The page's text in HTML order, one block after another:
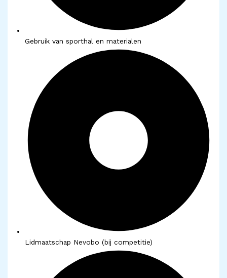
Gebruik van sporthal en materialen
Lidmaatschap Nevobo (bij competitie)